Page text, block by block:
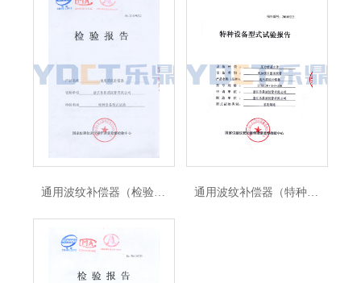
通用波纹补偿器（检验报告） 通用波纹补偿器（特种设备型式试验证书）